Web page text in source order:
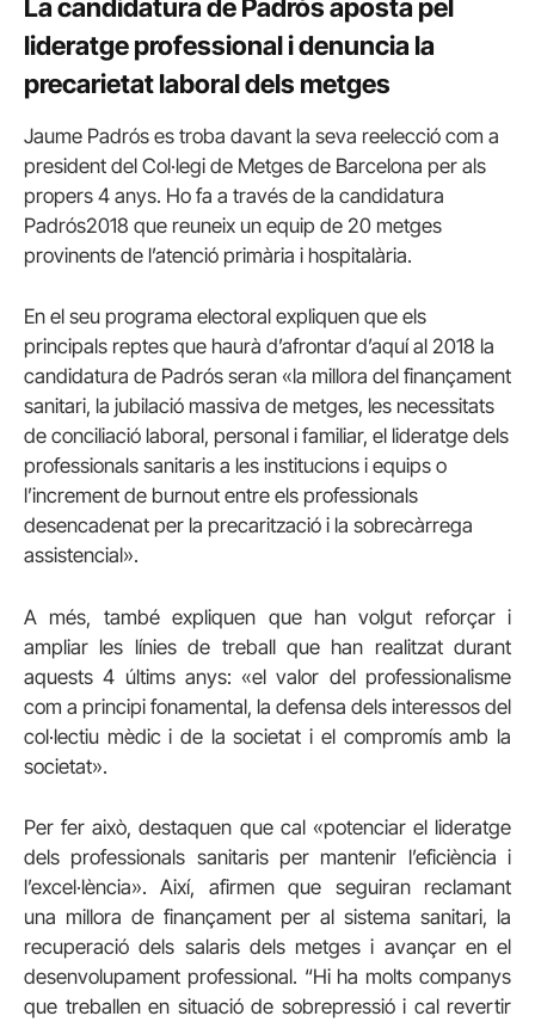
La candidatura de Padrós aposta pel
lideratge professional i denuncia la
precarietat laboral dels metges
Jaume Padrós es troba davant la seva reelecció com a
president del Col·legi de Metges de Barcelona per als
propers 4 anys. Ho fa a través de la candidatura
Padrós2018 que reuneix un equip de 20 metges
provinents de l’atenció primària i hospitalària.
En el seu programa electoral expliquen que els
principals reptes que haurà d’afrontar d’aquí al 2018 la
candidatura de Padrós seran «la millora del finançament
sanitari, la jubilació massiva de metges, les necessitats
de conciliació laboral, personal i familiar, el lideratge dels
professionals sanitaris a les institucions i equips o
l’increment de burnout entre els professionals
desencadenat per la precarització i la sobrecàrrega
assistencial».
A més, també expliquen que han volgut reforçar i
ampliar les línies de treball que han realitzat durant
aquests 4 últims anys: «el valor del professionalisme
com a principi fonamental, la defensa dels interessos del
col·lectiu mèdic i de la societat i el compromís amb la
societat».
Per fer això, destaquen que cal «potenciar el lideratge
dels professionals sanitaris per mantenir l’eficiència i
l’excel·lència». Així, afirmen que seguiran reclamant
una millora de finançament per al sistema sanitari, la
recuperació dels salaris dels metges i avançar en el
desenvolupament professional. “Hi ha molts companys
que treballen en situació de sobrepressió i cal revertir